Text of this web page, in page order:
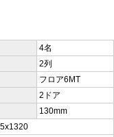
4名
2列
フロア6MT
2ドア
130mm